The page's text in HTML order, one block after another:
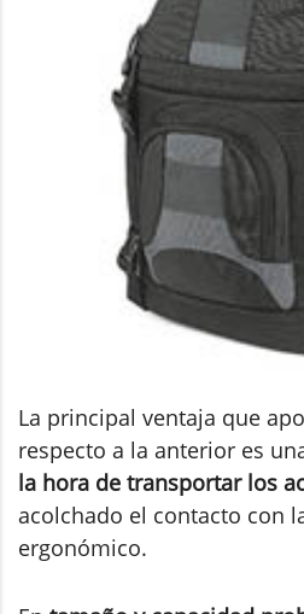
La principal ventaja que
respecto a la anterior es
la hora de transportar los
acolchado el contacto con
ergonómico.